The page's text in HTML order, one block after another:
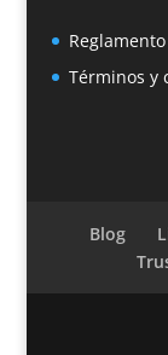
Términos y
Blog